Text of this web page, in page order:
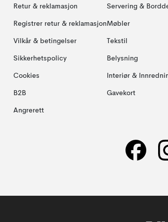
Retur & reklamasjon
Registrer retur & reklamasjon
Vilkår & betingelser
Sikkerhetspolicy
Cookies
B2B
Angrerett
Servering &
Møbler
Tekstil
Belysning
Interiør &
Gavekort